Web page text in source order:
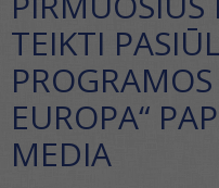
TEIKTI
EUROPA“
MEDIA